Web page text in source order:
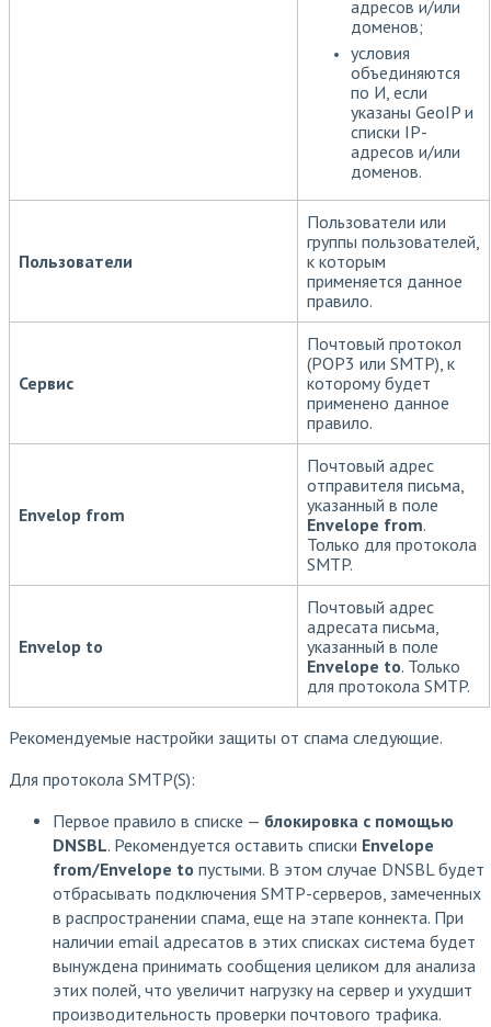
адресов и/или
доменов;
условия
объединяются
по И, если
указаны GeoIP и
списки IP-
адресов и/или
доменов.
Пользователи
Пользователи или
группы пользователей,
к которым
применяется данное
правило.
Сервис
Почтовый протокол
(POP3 или SMTP), к
которому будет
применено данное
правило.
Envelop from
Почтовый адрес
отправителя письма,
указанный в поле
Envelope from.
Только для протокола
SMTP.
Envelop to
Почтовый адрес
адресата письма,
указанный в поле
Envelope to. Только
для протокола SMTP.
Рекомендуемые настройки защиты от спама следующие.
Для протокола SMTP(S):
Первое правило в списке — блокировка с помощью
DNSBL. Рекомендуется оставить списки Envelopе
from/Envelopе to пустыми. В этом случае DNSBL будет
отбрасывать подключения SMTP-серверов, замеченных
в распространении спама, еще на этапе коннекта. При
наличии email адресатов в этих списках система будет
вынуждена принимать сообщения целиком для анализа
этих полей, что увеличит нагрузку на сервер и ухудшит
производительность проверки почтового трафика.